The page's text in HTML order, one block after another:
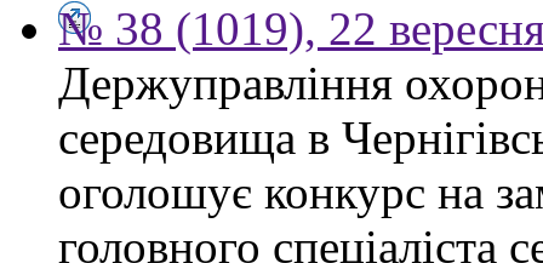
№ 38 (1019), 22
Держуправління
середовища в
оголошує конкурс на
головного спеціаліста